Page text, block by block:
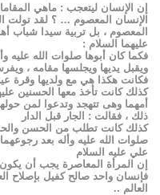
إن الإنسان ليتعجب : ماهي
الإنسان المعصوم … ؟ لقد تولت
المعصوم ، بل تربية سيدا شباب
عليهما السلام :
فكما كان أبوها صلوات الله عليه
ويقبل يديها ويجلسها مقامه ،
فكانت هكذا هي مع ولديها وقرة
كذلك كانت تأخذ معها الحسنين
أمهما وهى تتهجد وتدعوا لمن
ذلك ، فقالت : الجار قبل الدار
كذلك كانت تطلب من الحسن
صلوات الله عليه وأله بعد
علي عليه السلام
إن المرأة المعاصرة يجب أن يكون
فإنسان واحد صالح كفيل بإصلاح
العالم ..